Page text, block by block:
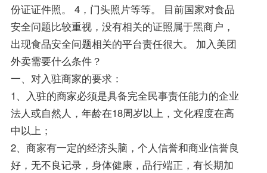
份证证件照。 4，门头照片等等。 目前国家对食品
安全问题比较重视，没有相关的证照属于黑商户，
出现食品安全问题相关的平台责任很大。 加入美团
外卖需要什么条件？
一、对入驻商家的要求：
1、入驻的商家必须是具备完全民事责任能力的企业
法人或自然人，年龄在18周岁以上，文化程度在高
中以上；
2、商家有一定的经济头脑，个人信誉和商业信誉良
好，无不良记录，身体健康，品行端正，有长期加